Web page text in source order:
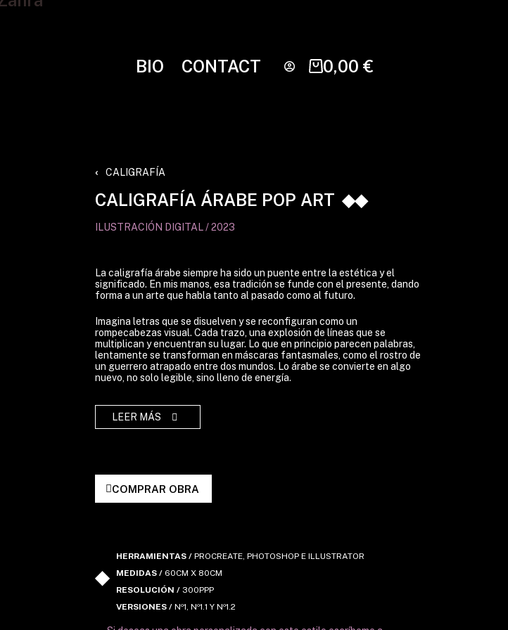
BIO CONTACT 0,00 €
CALIGRAFÍA
CALIGRAFÍA ÁRABE POP ART
ILUSTRACIÓN DIGITAL / 2023
La caligrafía árabe siempre ha sido un puente entre la estética y el
significado. En mis manos, esa tradición se funde con el presente, dando
forma a un arte que habla tanto al pasado como al futuro.
Imagina letras que se disuelven y se reconfiguran como un
rompecabezas visual. Cada trazo, una explosión de líneas que se
multiplican y encuentran su lugar. Lo que en principio parecen palabras,
lentamente se transforman en máscaras fantasmales, como el rostro de
un guerrero atrapado entre dos mundos. Lo árabe se convierte en algo
nuevo, no solo legible, sino lleno de energía.
COMPRAR OBRA
HERRAMIENTAS / PROCREATE, PHOTOSHOP E ILLUSTRATOR
MEDIDAS / 60CM X 80CM
RESOLUCIÓN / 300PPP
VERSIONES / Nº1, Nº1.1 Y Nº1.2